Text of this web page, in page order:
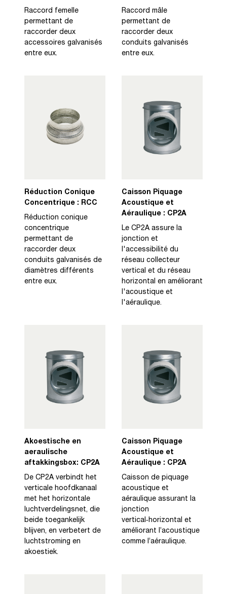
Raccord femelle
permettant de
raccorder deux
accessoires galvanisés
entre eux.
Raccord mâle
permettant de
raccorder deux
conduits galvanisés
entre eux.
Réduction Conique
Concentrique : RCC
Réduction conique
concentrique
permettant de
raccorder deux
conduits galvanisés de
diamètres différents
entre eux.
Caisson Piquage
Acoustique et
Aéraulique : CP2A
Le CP2A assure la
jonction et
l'accessibilité du
réseau collecteur
vertical et du réseau
horizontal en améliorant
l'acoustique et
l'aéraulique.
Akoestische en
aeraulische
aftakkingsbox: CP2A
De CP2A verbindt het
verticale hoofdkanaal
met het horizontale
luchtverdelingsnet, die
beide toegankelijk
blijven, en verbetert de
luchtstroming en
akoestiek.
Caisson Piquage
Acoustique et
Aéraulique : CP2A
Caisson de piquage
acoustique et
aéraulique assurant la
jonction
vertical‑horizontal et
améliorant l’acoustique
comme l’aéraulique.